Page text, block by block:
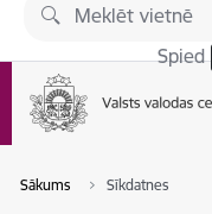
Pāriet uz lapas saturu
Spied
Sākums Sīkdatnes